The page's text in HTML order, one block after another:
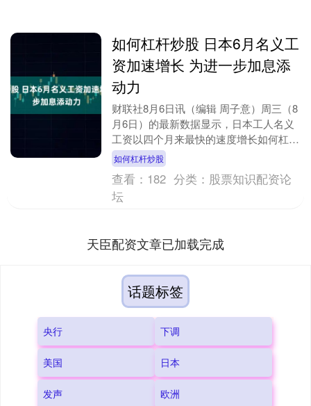
如何杠杆炒股 日本6月名义工
资加速增长 为进一步加息添
动力
财联社8月6日讯（编辑 周子意）周三（8
月6日）的最新数据显示，日本工人名义
工资以四个月来最快的速度增长如何杠杆
炒股，反映出日本工会在与雇主的年度谈
判中取得不错....
如何杠杆炒股
查看： 182 分类： 股票知识配资论
坛
天臣配资文章已加载完成
话题标签
央行 下调
美国 日本
发声 欧洲